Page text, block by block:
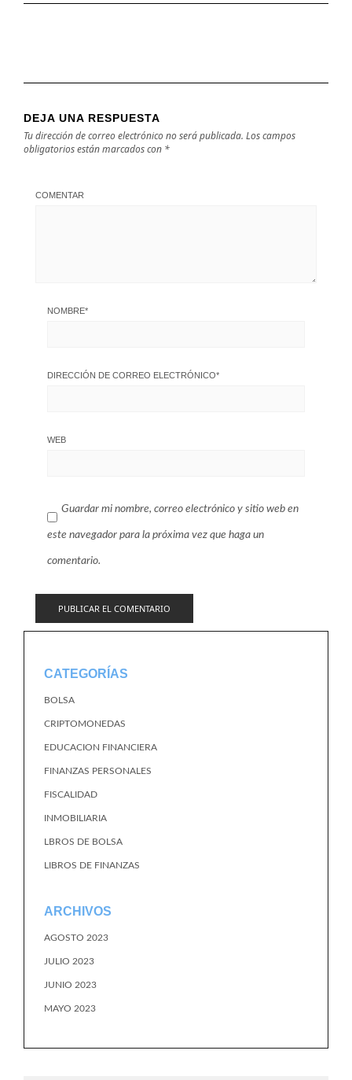
DEJA UNA RESPUESTA
Tu dirección de correo electrónico no será publicada. Los campos
obligatorios están marcados con *
COMENTAR
NOMBRE*
DIRECCIÓN DE CORREO ELECTRÓNICO*
WEB
Guardar mi nombre, correo electrónico y sitio web en
este navegador para la próxima vez que haga un
comentario.
CATEGORÍAS
BOLSA
CRIPTOMONEDAS
EDUCACION FINANCIERA
FINANZAS PERSONALES
FISCALIDAD
INMOBILIARIA
LBROS DE BOLSA
LIBROS DE FINANZAS
ARCHIVOS
AGOSTO 2023
JULIO 2023
JUNIO 2023
MAYO 2023